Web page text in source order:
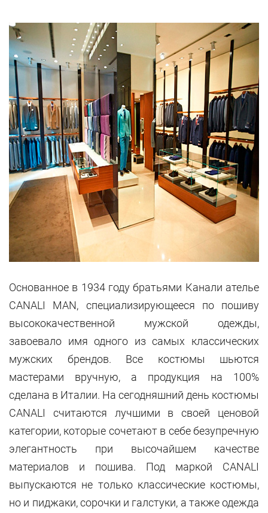
Основанное в 1934 году братьями Канали ателье
CANALI MAN, специализирующееся по пошиву
высококачественной мужской одежды,
завоевало имя одного из самых классических
мужских брендов. Все костюмы шьются
мастерами вручную, а продукция на 100%
сделана в Италии. На сегодняшний день костюмы
CANALI считаются лучшими в своей ценовой
категории, которые сочетают в себе безупречную
элегантность при высочайшем качестве
материалов и пошива. Под маркой CANALI
выпускаются не только классические костюмы,
но и пиджаки, сорочки и галстуки, а также одежда